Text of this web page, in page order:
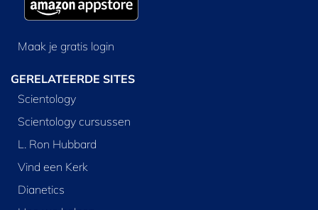
Maak je gratis login
GERELATEERDE SITES
Scientology
Scientology cursussen
L. Ron Hubbard
Vind een Kerk
Dianetics